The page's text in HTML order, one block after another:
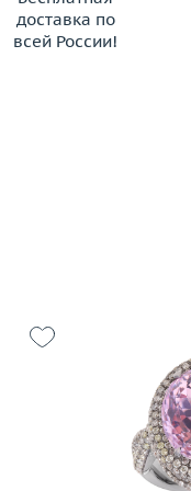
доставка по
всей России!
Материал